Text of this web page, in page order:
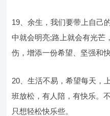
19、余生，我们要带上自己
中就会明亮;路上就会有光芒
伤，增添一份希望、坚强和快
20、生活不易，希望每天，
班放松，有人陪，有快乐。
只想轻松快乐些。